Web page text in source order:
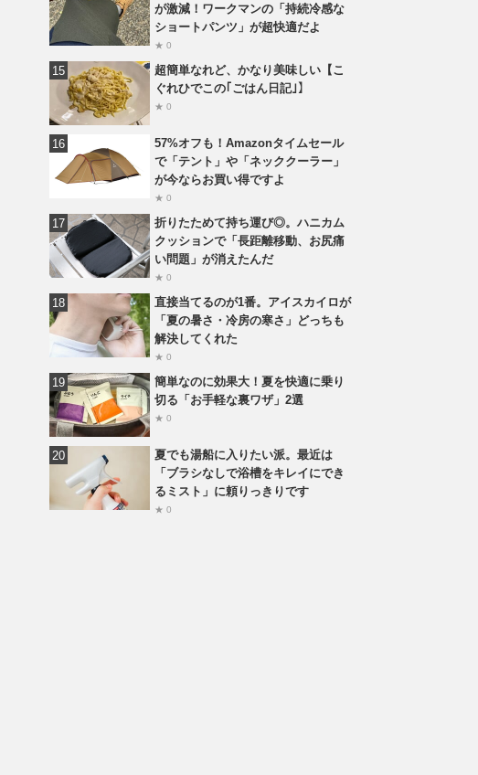
が激減！ワークマンの「持続冷感な
ショートパンツ」が超快適だよ
★ 0
超簡単なれど、かなり美味しい【こ
ぐれひでこの｢ごはん日記｣】
★ 0
57%オフも！Amazonタイムセール
で「テント」や「ネッククーラー」
が今ならお買い得ですよ
★ 0
折りたためて持ち運び◎。ハニカム
クッションで「長距離移動、お尻痛
い問題」が消えたんだ
★ 0
直接当てるのが1番。アイスカイロが
「夏の暑さ・冷房の寒さ」どっちも
解決してくれた
★ 0
簡単なのに効果大！夏を快適に乗り
切る「お手軽な裏ワザ」2選
★ 0
夏でも湯船に入りたい派。最近は
「ブラシなしで浴槽をキレイにでき
るミスト」に頼りっきりです
★ 0